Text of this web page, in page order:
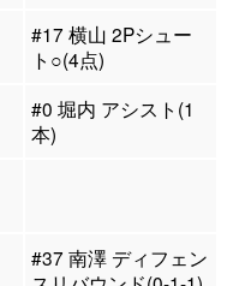
#17 横山 2Pシュー
ト○(4点)
#0 堀内 アシスト(1
本)
#37 南澤 ディフェン